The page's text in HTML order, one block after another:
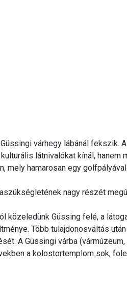
várhegy lábánál
látnivalókat kínál,
mely hamarosan egy
nagy részét
közeledünk Güssing felé, a
Több tulajdonosváltás
A Güssingi várba
a kolostortemplom sok,